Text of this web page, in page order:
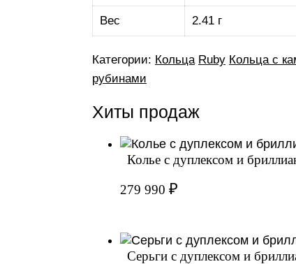
Вес 2.41 г
Категории: Кольца Ruby Кольца с
рубинами
Хиты продаж
Колье с дуплексом и
279 990 ₽
Серьги с дуплексом и